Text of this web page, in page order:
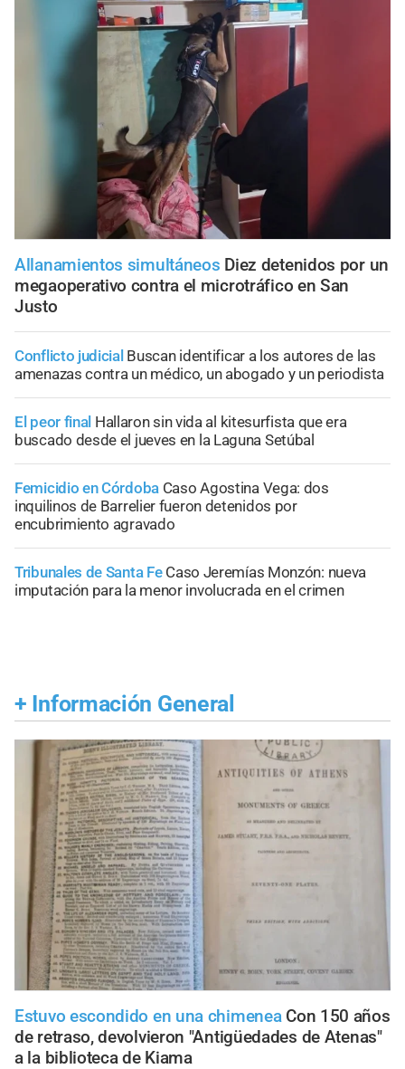
Allanamientos simultáneos Diez detenidos por un
megaoperativo contra el microtráfico en San
Justo
Conflicto judicial Buscan identificar a los autores de las
amenazas contra un médico, un abogado y un periodista
El peor final Hallaron sin vida al kitesurfista que era
buscado desde el jueves en la Laguna Setúbal
Femicidio en Córdoba Caso Agostina Vega: dos
inquilinos de Barrelier fueron detenidos por
encubrimiento agravado
Tribunales de Santa Fe Caso Jeremías Monzón: nueva
imputación para la menor involucrada en el crimen
+ Información General
Estuvo escondido en una chimenea Con 150 años
de retraso, devolvieron "Antigüedades de Atenas"
a la biblioteca de Kiama